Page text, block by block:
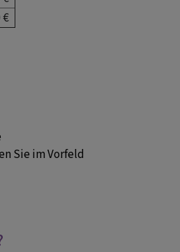
€
Sie im Vorfeld